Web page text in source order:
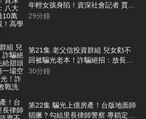
年輕女孩身陷！資深社會記者 賈斯
定揭露：八大行業潛規則！月入超
29分鐘
第21集 老父信投資群組 兒女勸不
回被騙光老本！詐騙絕招：放長線
釣大魚！先給甜頭再坑殺！愛上石
30分鐘
第22集 騙光上億房產！台版地面師
猖獗？勾結里長律師警察 專鎖定老